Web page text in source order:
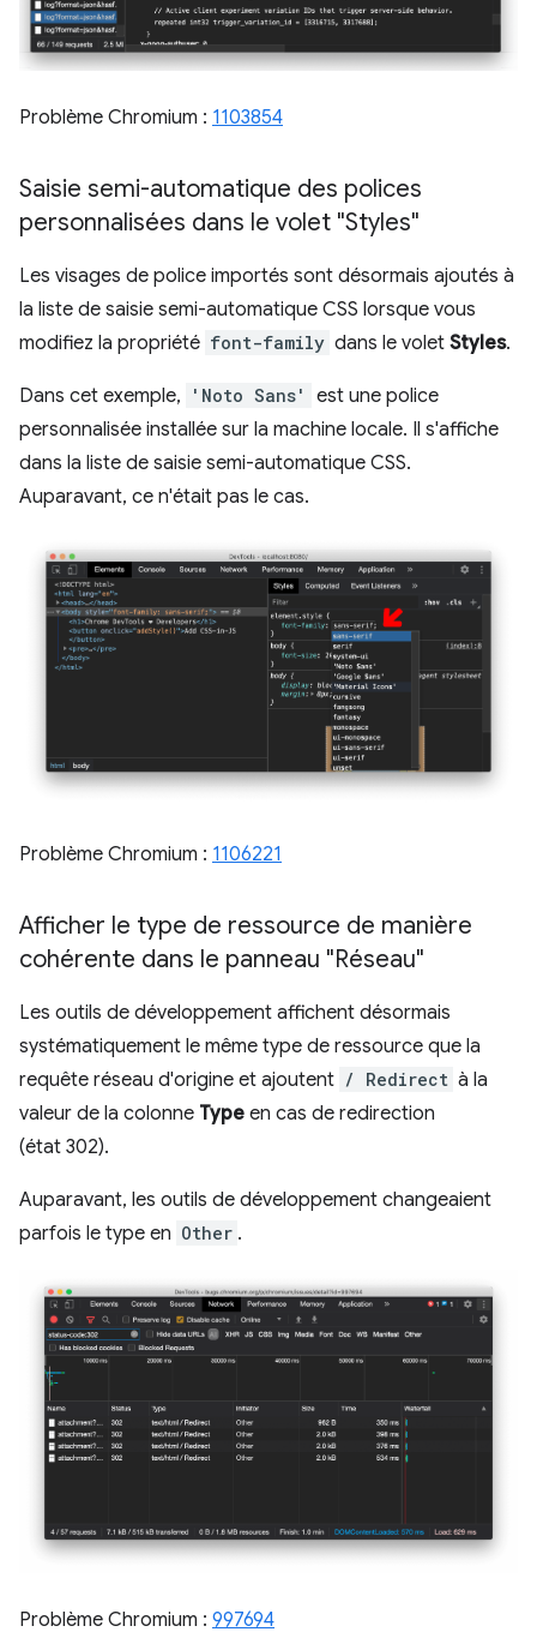
Problème Chromium : 1103854
Saisie semi-automatique des polices
personnalisées dans le volet "Styles"
Les visages de police importés sont désormais ajoutés à
la liste de saisie semi-automatique CSS lorsque vous
modifiez la propriété font-family dans le volet Styles.
Dans cet exemple, 'Noto Sans'
est une police
personnalisée installée sur la machine locale. Il s'affiche
dans la liste de saisie semi-automatique CSS.
Auparavant, ce n'était pas le cas.
Problème Chromium : 1106221
Afficher le type de ressource de manière
cohérente dans le panneau "Réseau"
Les outils de développement affichent désormais
systématiquement le même type de ressource que la
requête réseau d'origine et ajoutent / Redirect à la
valeur de la colonne Type en cas de redirection
(état 302).
Auparavant, les outils de développement changeaient
parfois le type en Other .
Problème Chromium : 997694